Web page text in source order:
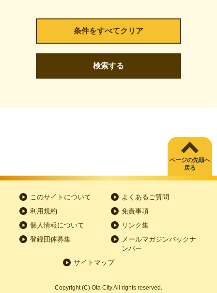
検索する
ページの先頭へ
戻る
このサイトについて
よくあるご質問
利用規約
免責事項
個人情報について
リンク集
登録団体募集
メールマガジンバックナ
ンバー
サイトマップ
Copyright (C) Ota City All rights reserved.